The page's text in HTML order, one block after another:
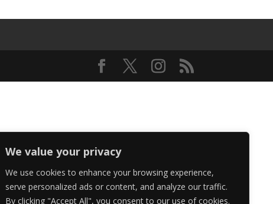
We value your privacy
We use cookies to enhance your browsing experience,
serve personalized ads or content, and analyze our traffic.
By clicking "Accept All", you consent to our use of cookies.